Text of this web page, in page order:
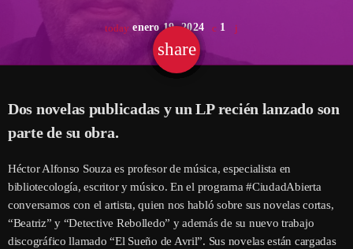
today enero 19, 2024 1
share
email
Dos novelas publicadas y un LP recién lanzado son
parte de su obra.
Héctor Alfonso Souza es profesor de música, especialista en
bibliotecología, escritor y músico. En el programa #CiudadAbierta
conversamos con el artista, quien nos habló sobre sus novelas cortas,
“Beatriz” y “Detective Rebolledo” y además de su nuevo trabajo
discográfico llamado “El Sueño de Avril”. Sus novelas están cargadas